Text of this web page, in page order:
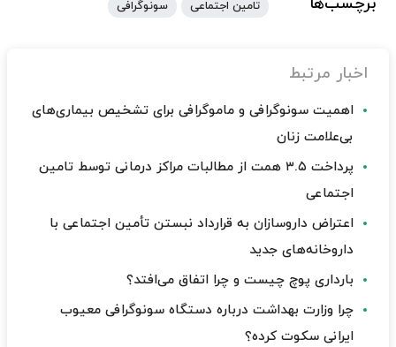
تامین اجتماعی سونوگرافی
اخبار مرتبط
اهمیت سونوگرافی و ماموگرافی برای تشخیص بیماری‌های
بی‌علامت زنان
پرداخت ۳.۵ همت از مطالبات مراکز درمانی توسط تامین
اجتماعی
اعتراض داروسازان به قرارداد نبستن تأمین اجتماعی با
داروخانه‌های جدید
بارداری پوچ چیست و چرا اتفاق می‌افتد؟
چرا وزارت بهداشت درباره دستگاه سونوگرافی معیوب
ایرانی سکوت کرده؟